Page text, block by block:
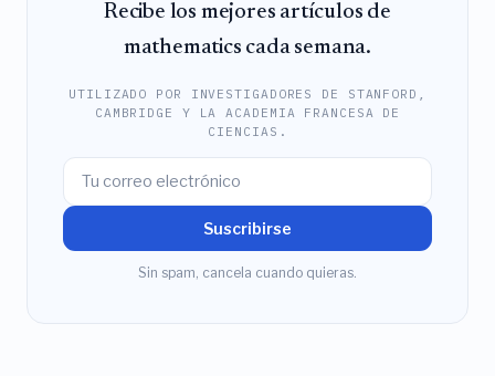
Recibe los mejores artículos de
mathematics cada semana.
UTILIZADO POR INVESTIGADORES DE STANFORD,
CAMBRIDGE Y LA ACADEMIA FRANCESA DE
CIENCIAS.
Suscribirse
Sin spam, cancela cuando quieras.